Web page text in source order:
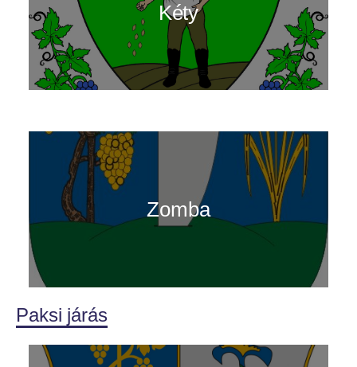
Kéty
Zomba
Paksi járás